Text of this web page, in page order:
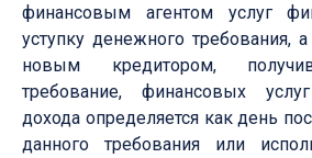
финансовым агентом услуг
уступку денежного требования,
новым кредитором,
требование, финансовых
дохода определяется как день
данного требования или